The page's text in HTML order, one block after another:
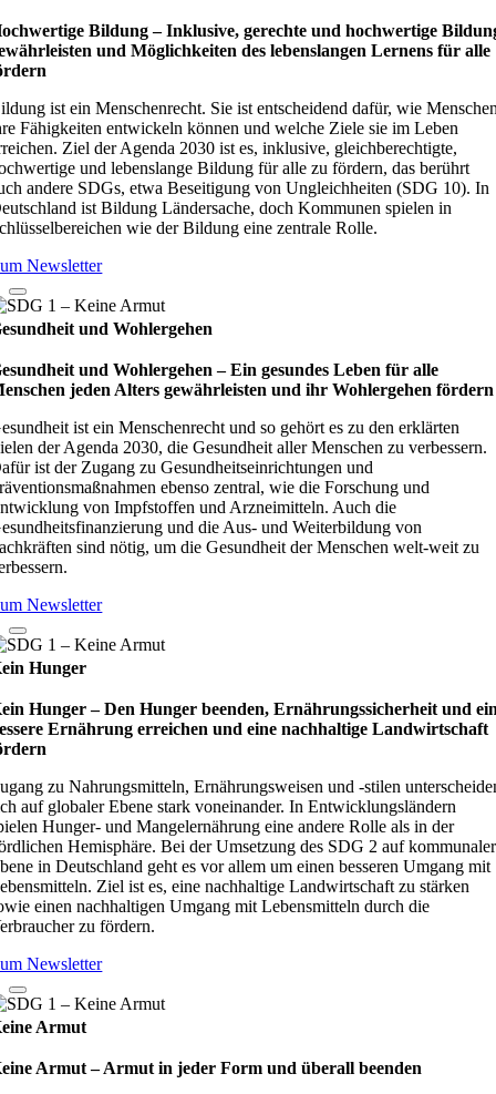
Bildung – Inklusive, gerechte und hochwertige
und Möglichkeiten des lebenslangen Lernens für alle
ist ein Menschenrecht. Sie ist entscheidend dafür, wie
Fähigkeiten entwickeln können und welche Ziele sie im Leben
Ziel der Agenda 2030 ist es, inklusive, gleichberechtigte,
und lebenslange Bildung für alle zu fördern, das berührt
andere SDGs, etwa Beseitigung von Ungleichheiten (SDG 10). In
ist Bildung Ländersache, doch Kommunen spielen in
wie der Bildung eine zentrale Rolle.
Newsletter
und Wohlergehen
und Wohlergehen – Ein gesundes Leben für alle
jeden Alters gewährleisten und ihr Wohlergehen fördern
ist ein Menschenrecht und so gehört es zu den erklärten
der Agenda 2030, die Gesundheit aller Menschen zu verbessern.
ist der Zugang zu Gesundheitseinrichtungen und
ebenso zentral, wie die Forschung und
von Impfstoffen und Arzneimitteln. Auch die
und die Aus- und Weiterbildung von
sind nötig, um die Gesundheit der Menschen welt-weit zu
Newsletter
Hunger
Hunger – Den Hunger beenden, Ernährungssicherheit und
Ernährung erreichen und eine nachhaltige Landwirtschaft
zu Nahrungsmitteln, Ernährungsweisen und -stilen
auf globaler Ebene stark voneinander. In Entwicklungsländern
Hunger- und Mangelernährung eine andere Rolle als in der
Hemisphäre. Bei der Umsetzung des SDG 2 auf kommunaler
in Deutschland geht es vor allem um einen besseren Umgang mit
Ziel ist es, eine nachhaltige Landwirtschaft zu stärken
einen nachhaltigen Umgang mit Lebensmitteln durch die
zu fördern.
Newsletter
Armut
Armut – Armut in jeder Form und überall beenden